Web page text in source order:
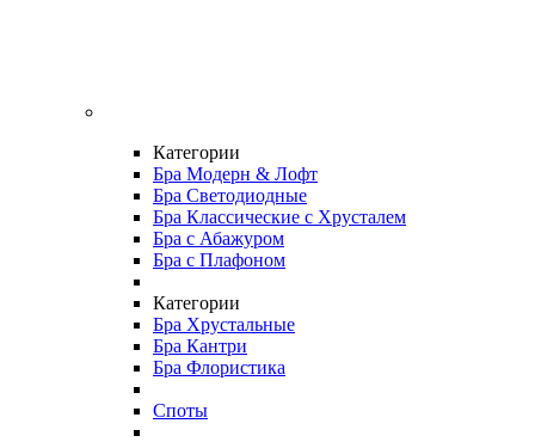
Категории
Бра Модерн & Лофт
Бра Светодиодные
Бра Классические с Хрусталем
Бра с Абажуром
Бра с Плафоном
Категории
Бра Хрустальные
Бра Кантри
Бра Флористика
Споты